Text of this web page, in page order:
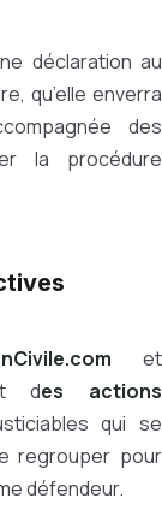
déclaration au
qu’elle enverra
des
la procédure
et
des actions
qui se
regrouper pour
défendeur.